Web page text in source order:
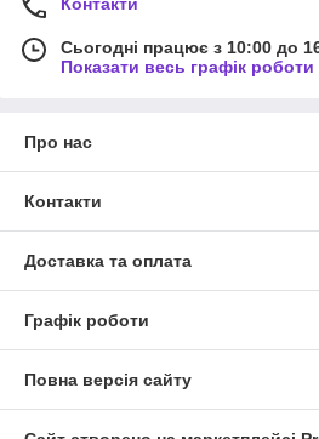
Сьогодні працює з 10:00 до
Показати весь графік роботи
Про нас
Контакти
Доставка та оплата
Графік роботи
Повна версія сайту